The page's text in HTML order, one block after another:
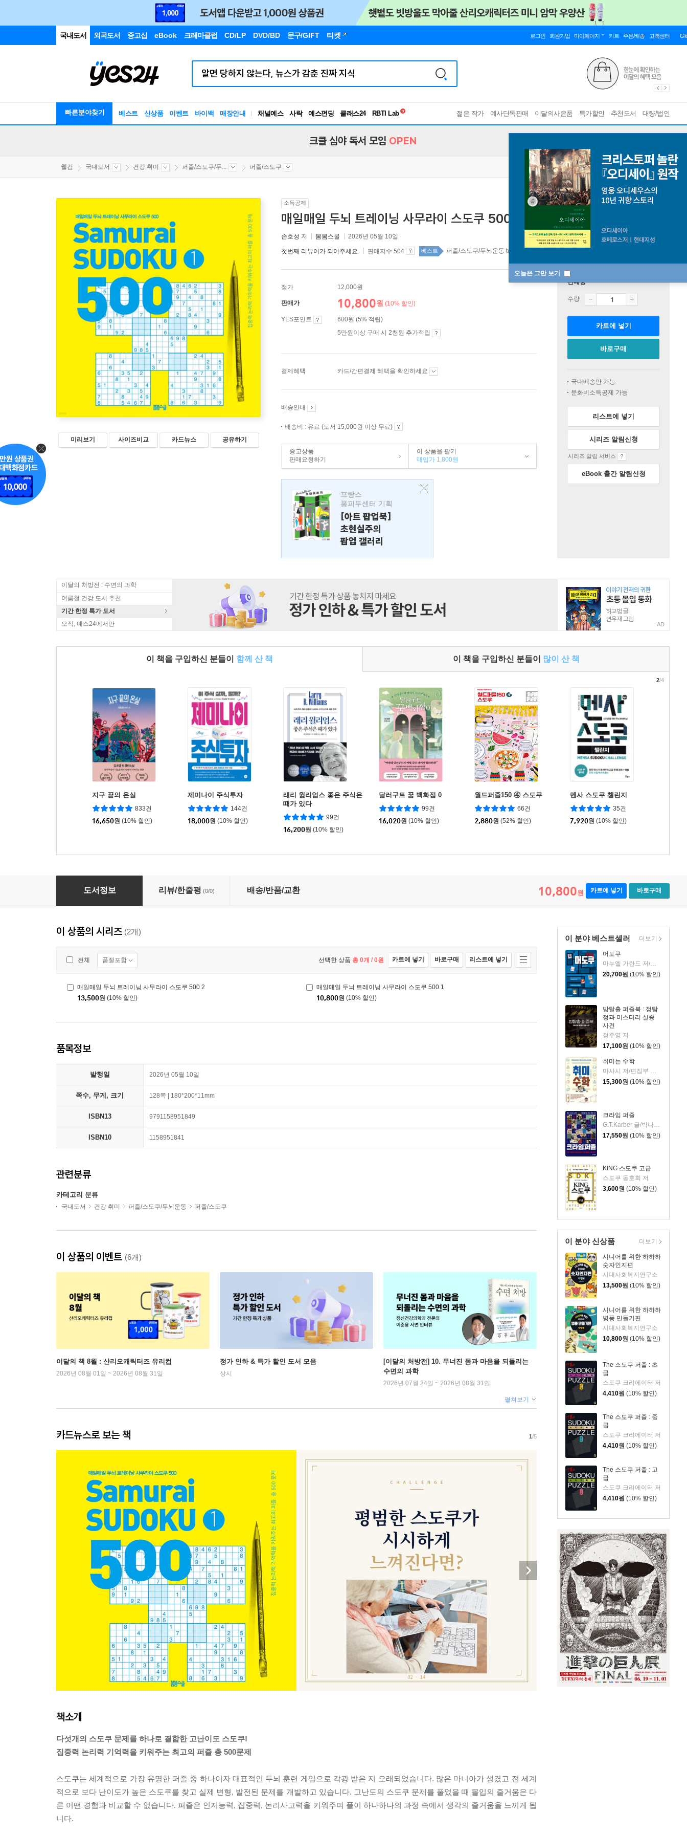
국내도서 외국도서 중고샵 eBook 크레마클럽 CD/LP DVD/BD 문구/GIFT 티켓 로그인 회원가입 마이페이지 카트 주문/배송 고객센터
빠른분야찾기 베스트 신상품 이벤트 바이백 매장안내 채널예스 사락 예스펀딩 클래스24
독서유형검사
젊은 작가 예사단독판매 이달의사은품 특가할인 추천도서 대량/법인
오늘은 그만 보기
크클 심야 독서 모임 OPEN
웰컴 국내도서 건강 취미 퍼즐/스도쿠/두... 퍼즐/스도쿠
미리보기 사이즈비교 카드뉴스 공유하기
소득공제
매일매일 두뇌 트레이닝 사무라이 스도쿠 500 1
손호성 저 봄봄스쿨 2026년 05월 10일
첫번째 리뷰어가 되어주세요. 판매지수 504 베스트 퍼즐/스도쿠/두뇌운동 top20 4주
정가 12,000원
판매가 10,800원 (10% 할인)
YES포인트
600원 (5% 적립)
5만원이상 구매 시 2천원 추가적립
결제혜택 카드/간편결제 혜택을 확인하세요
배송안내
배송비 : 유료 (도서 15,000원 이상 무료)
중고상품
판매요청하기
이 상품을 팔기
매입가 1,800원
프랑스
퐁피두센터 기획
[아트 팝업북]
초현실주의
팝업 갤러리
판매중
수량
카트에 넣기
바로구매
국내배송만 가능
문화비소득공제 가능
리스트에 넣기
시리즈 알림신청
시리즈 알림 서비스
eBook 출간 알림신청
이달의 처방전 : 수면의 과학
여름철 건강 도서 추천
기간 한정 특가 도서
오직, 예스24에서만
AD
이 책을 구입하신 분들이 함께 산 책 이 책을 구입하신 분들이 많이 산 책
지구 끝의 온실
833건
16,650원 (10% 할인)
제미나이 주식투자
144건
18,000원 (10% 할인)
래리 윌리엄스 좋은 주식은
때가 있다
99건
16,200원 (10% 할인)
달러구트 꿈 백화점 0
99건
16,020원 (10% 할인)
월드퍼즐150 ④ 스도쿠
66건
2,880원 (52% 할인)
멘사 스도쿠 챌린지
35건
7,920원 (10% 할인)
2/4
매일매일 두뇌 트레이닝 사무라이 스도쿠 500 1
도서정보 리뷰/한줄평 (0/0) 배송/반품/교환 10,800원 카트에 넣기 바로구매
이 분야 베스트셀러
머도쿠
마누엘 가란드 저/박나림 역
20,700원 (10% 할인)
방탈출 퍼즐북 : 정탐
정과 미스터리 실종
사건
정주영 저
17,100원 (10% 할인)
취미는 수학
마사시 저/편집부 역/임혁진 감수
15,300원 (10% 할인)
크라임 퍼즐
17,550원 (10% 할인)
KING 스도쿠 고급
스도쿠 동호회 저
3,600원 (10% 할인)
더보기
이 분야 신상품
시니어를 위한 하하하
숫자인지편
시대사회복지연구소
13,500원 (10% 할인)
시니어를 위한 하하하
병풍 만들기편
시대사회복지연구소
10,800원 (10% 할인)
The 스도쿠 퍼즐 : 초
급
스도쿠 크리에이터 저
4,410원 (10% 할인)
The 스도쿠 퍼즐 : 중
급
스도쿠 크리에이터 저
4,410원 (10% 할인)
The 스도쿠 퍼즐 : 고
급
스도쿠 크리에이터 저
4,410원 (10% 할인)
더보기
이 상품의 시리즈 (2개)
전체 품절포함 선택한 상품 총 0개 / 0원 카트에 넣기 바로구매 리스트에 넣기
매일매일 두뇌 트레이닝 사무라이 스도쿠 500 2
13,500원 (10% 할인)
매일매일 두뇌 트레이닝 사무라이 스도쿠 500 1
10,800원 (10% 할인)
품목정보
발행일 2026년 05월 10일
쪽수, 무게, 크기 128쪽 | 180*200*11mm
ISBN13 9791158951849
ISBN10 1158951841
관련분류
카테고리 분류
국내도서 건강 취미 퍼즐/스도쿠/두뇌운동 퍼즐/스도쿠
이 상품의 이벤트 (6개)
이달의 책 8월 : 산리오캐릭터즈 유리컵
2026년 08월 01일 ~ 2026년 08월 31일
정가 인하 & 특가 할인 도서 모음
상시
[이달의 처방전] 10. 무너진 몸과 마음을 되돌리는
수면의 과학
2026년 07월 24일 ~ 2026년 08월 31일
펼쳐보기
카드뉴스로 보는 책 1/5
책소개
다섯개의 스도쿠 문제를 하나로 결합한 고난이도 스도쿠!
집중력 논리력 기억력을 키워주는 최고의 퍼즐 총 500문제
스도쿠는 세계적으로 가장 유명한 퍼즐 중 하나이자 대표적인 두뇌 훈련 게임으로 각광 받은 지 오래되었습니다. 많은 마니아가 생겼고 전 세계
적으로 보다 난이도가 높은 스도쿠를 찾고 실제 변형, 발전된 문제를 개발하고 있습니다. 고난도의 스도쿠 문제를 풀었을 때 몰입의 즐거움은 다
른 어떤 경험과 비교할 수 없습니다. 퍼즐은 인지능력, 집중력, 논리사고력을 키워주며 풀이 하나하나의 과정 속에서 생각의 즐거움을 느끼게 됩
니다.